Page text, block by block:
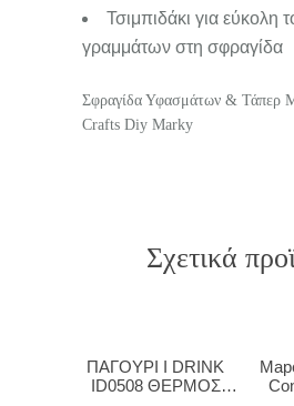
Τσιμπιδάκι για εύκολη
γραμμάτων στη σφραγίδα
Σφραγίδα Υφασμάτων & Τάπερ
Crafts Diy Marky
Σχετικά
ΠΑΓΟΥΡΙ I DRINK
ID0508 ΘΕΡΜΟΣ